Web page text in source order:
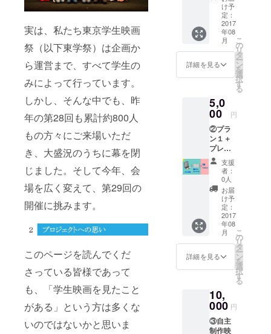
実は、私たち東京学生映画
祭（以下東学祭）は企画か
ら運営まで、すべて学生の
みによって行っています。
しかし、そんな中でも、昨
年の第28回も累計約800人
もの方々にご来場いただ
き、大盛況のうちに幕を閉
じました。そして今年、会
場を広く変えて、第29回の
開催に挑みます。
このページを読んでくだ
さっている皆様であって
も、「学生映画を見たこと
がある」という方は多くな
いのではないかと思いま
料券＋
お名前
記載プ
ラン ★
最終日
(8/26)チ
ケッ
ト、レ
セプ
パー
ティー
参加無
料券
（レセ
プショ
ンパー
ティー
では、
学生監
督やゲ
スト監
督、役
者陣と
立食、
交流の
機会を
す。※交
担無
し）
★web
にお名
け予
定：
2017
年08
月
詳細を見る
こ
の
リ
タ
ー
ン
を
選
択
す
る
5,0
00 円
②プラ
ン１＋
プレミ
アム
シート
ご用意
プラン
★最終
日(8/26)
チケッ
ト、レ
セプ
ション
パー
ティー
参加無
（レセ
プショ
ンパー
ティー
では、
支援
者：
0人
お届
け予
定：
2017
年08
月
詳細を見る
こ
の
リ
タ
ー
ン
を
選
択
す
る
10,
000 円
③自主
制作映